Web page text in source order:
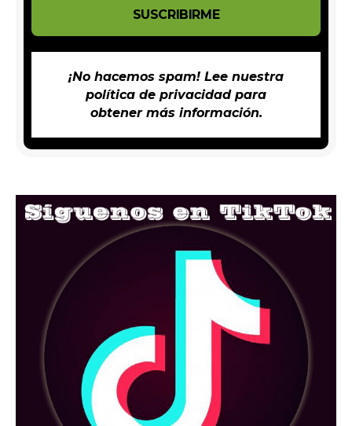
¡No hacemos spam! Lee nuestra
política de privacidadpara
obtener más información.